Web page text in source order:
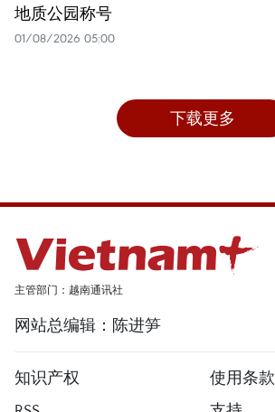
地质公园称号
01/08/2026 05:00
下载更多
主管部门：越南通讯社
网站总编辑：陈进笋
知识产权
使用条款